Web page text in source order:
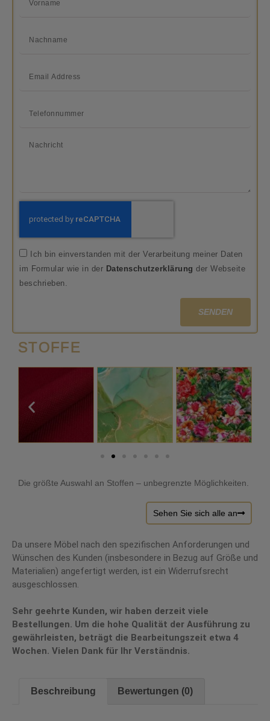
Ich bin einverstanden mit der Verarbeitung meiner Daten
im Formular wie in der Datenschutzerklärung der Webseite
beschrieben.
SENDEN
STOFFE
Die größte Auswahl an Stoffen – unbegrenzte Möglichkeiten.
Sehen Sie sich alle an
Da unsere Möbel nach den spezifischen Anforderungen und
Wünschen des Kunden (insbesondere in Bezug auf Größe und
Materialien) angefertigt werden, ist ein Widerrufsrecht
ausgeschlossen.
Sehr geehrte Kunden, wir haben derzeit viele
Bestellungen. Um die hohe Qualität der Ausführung zu
gewährleisten, beträgt die Bearbeitungszeit etwa 4
Wochen. Vielen Dank für Ihr Verständnis.
Beschreibung Bewertungen (0)